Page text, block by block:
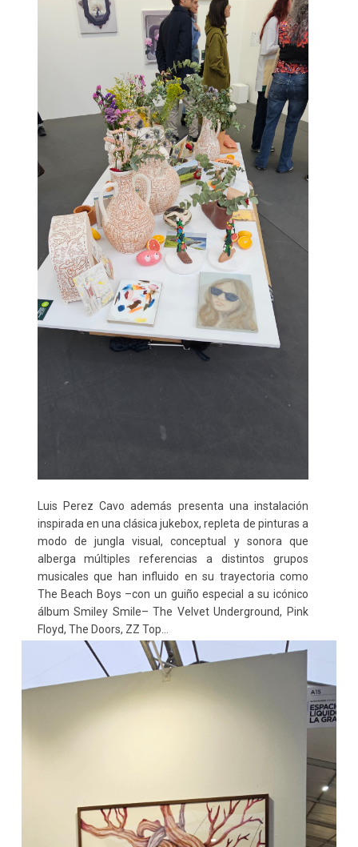
Luis Perez Cavo además presenta una instalación
inspirada en una clásica jukebox, repleta de pinturas a
modo de jungla visual, conceptual y sonora que
alberga múltiples referencias a distintos grupos
musicales que han influido en su trayectoria como
The Beach Boys –con un guiño especial a su icónico
álbum Smiley Smile– The Velvet Underground, Pink
Floyd, The Doors, ZZ Top…